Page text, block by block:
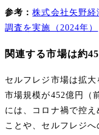
参考：株式会社矢野経
調査を実施（2024年）
関連する市場は約
セルフレジ市場は拡
市場規模が452億円（
には、コロナ禍で控
ことや、セルフレジへ